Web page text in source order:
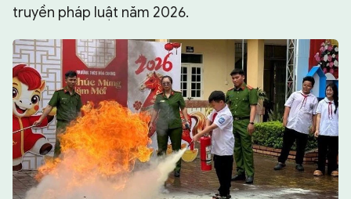
truyền pháp luật năm 2026.